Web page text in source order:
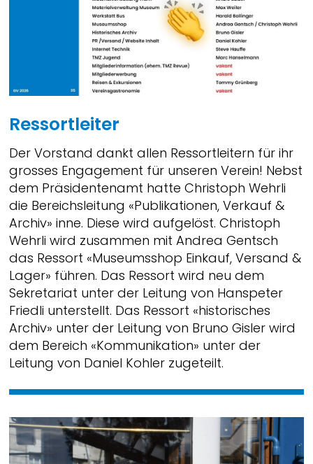
Ressortleiter
Der Vorstand dankt allen Ressortleitern für ihr
grosses Engagement für unseren Verein! Nebst
dem Präsidentenamt hatte Christoph Wehrli
die Bereichsleitung «Publikationen, Verkauf &
Archiv» inne. Diese wird aufgelöst. Christoph
Wehrli wird zusammen mit Andrea Gentsch
das Ressort «Museumsshop Einkauf, Versand &
Lager» führen. Das Ressort wird neu dem
Sekretariat unter der Leitung von Hanspeter
Friedli unterstellt. Das Ressort «historisches
Archiv» unter der Leitung von Bruno Gisler wird
dem Bereich «Kommunikation» unter der
Leitung von Daniel Kohler zugeteilt.